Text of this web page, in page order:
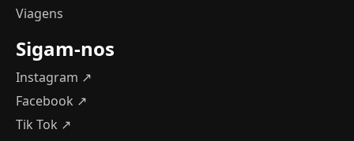
Viagens
Sigam-nos
Instagram ↗
Facebook ↗
Tik Tok ↗